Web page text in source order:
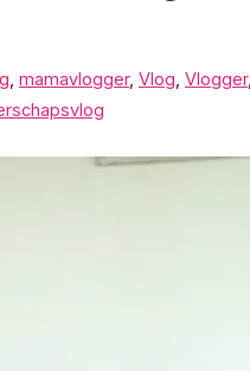
mamavlogger, Vlog Vlogger,